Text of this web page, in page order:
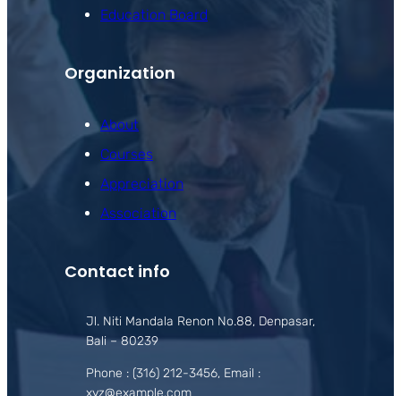
Education Board
Organization
About
Courses
Appreciation
Association
Contact info
Jl. Niti Mandala Renon No.88, Denpasar,
Bali – 80239
Phone : (316) 212-3456, Email :
xyz@example.com